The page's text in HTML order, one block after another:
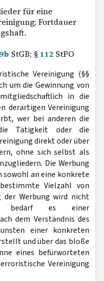
für eine
Fortdauer
StGB; § 112 StPO
Vereinigung (§§
um die Gewinnung von
in die
derartigen Vereinigung
wer bei anderen die
Tätigkeit oder die
direkt oder über
ohne sich selbst als
Die Werbung
sowohl an eine konkrete
Vielzahl von
der Werbung wird nicht
bedarf es einer
dem Verständnis des
einer konkreten
und über das bloße
eines befürworteten
Vereinigung